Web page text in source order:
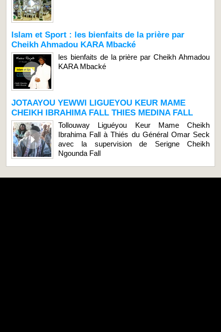
Islam et Sport : les bienfaits de la prière par
Cheikh Ahmadou KARA Mbacké
les bienfaits de la prière par Cheikh Ahmadou
KARA Mbacké
JOTAAYOU YEWWI LIGUEYOU KEUR MAME
CHEIKH IBRAHIMA FALL THIES MEDINA FALL
Tollouway Liguéyou Keur Mame Cheikh
Ibrahima Fall à Thiés du Général Omar Seck
avec la supervision de Serigne Cheikh
Ngounda Fall